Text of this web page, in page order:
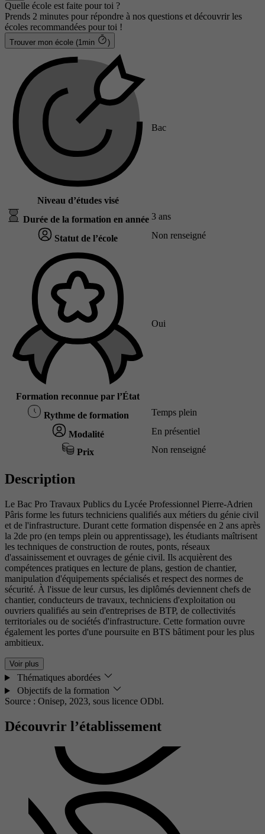
Quelle école est faite pour toi ?
Prends 2 minutes pour répondre à nos questions et découvrir les
écoles recommandées pour toi !
Trouver mon école (1min )
Niveau d’études visé
Bac
Durée de la formation en année 3 ans
Statut de l’école Non renseigné
Formation reconnue par l’État
Oui
Rythme de formation Temps plein
Modalité En présentiel
Prix Non renseigné
Description
Le Bac Pro Travaux Publics du Lycée Professionnel Pierre-Adrien
Pâris forme les futurs techniciens qualifiés aux métiers du génie civil
et de l'infrastructure. Durant cette formation dispensée en 2 ans après
la 2de pro (en temps plein ou apprentissage), les étudiants maîtrisent
les techniques de construction de routes, ponts, réseaux
d'assainissement et ouvrages de génie civil. Ils acquièrent des
compétences pratiques en lecture de plans, gestion de chantier,
manipulation d'équipements spécialisés et respect des normes de
sécurité. À l'issue de leur cursus, les diplômés deviennent chefs de
chantier, conducteurs de travaux, techniciens d'exploitation ou
ouvriers qualifiés au sein d'entreprises de BTP, de collectivités
territoriales ou de sociétés d'infrastructure. Cette formation ouvre
également les portes d'une poursuite en BTS bâtiment pour les plus
ambitieux.
Voir plus
Thématiques abordées
Objectifs de la formation
Source : Onisep, 2023, sous licence ODbl.
Découvrir l’établissement